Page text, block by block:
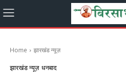
Home झारखंड न्यूज़
झारखंड न्यूज़ धनबाद